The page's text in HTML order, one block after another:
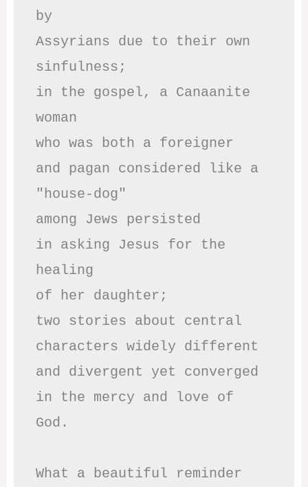
by
Assyrians due to their own
sinfulness;
in the gospel, a Canaanite
woman
who was both a foreigner
and pagan considered like a
"house-dog"
among Jews persisted
in asking Jesus for the
healing
of her daughter;
two stories about central
characters widely different
and divergent yet converged
in the mercy and love of
God.
What a beautiful reminder